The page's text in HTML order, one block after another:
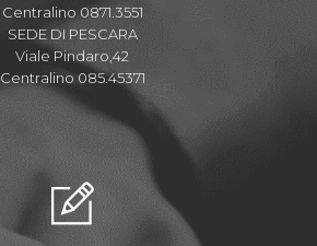
Centralino 0871.3551
SEDE DI PESCARA
Viale Pindaro,42
Centralino 085.45371